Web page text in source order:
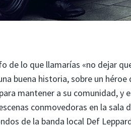
de lo que llamarías «no dejar
buena historia, sobre un
mantener a su comunidad, y
conmovedoras en la sala
de la banda local Def